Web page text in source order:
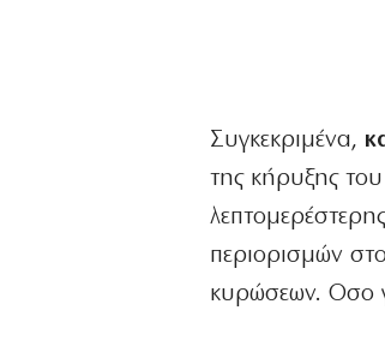
Συγκεκριμένα,
της κήρυξης
περιορισμών στο
κυρώσεων. Οσο